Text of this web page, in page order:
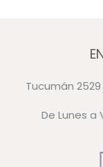
Tucumán
De Lunes a